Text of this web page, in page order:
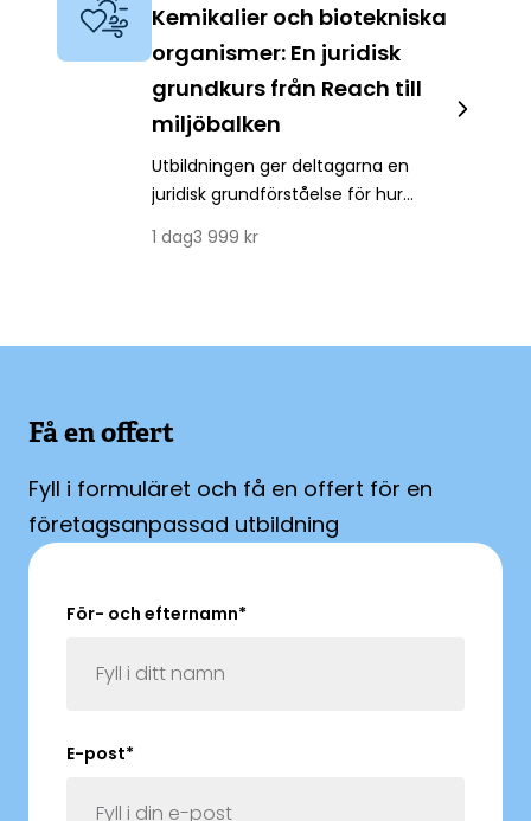
Kemikalier och biotekniska
organismer: En juridisk
grundkurs från Reach till
miljöbalken
Utbildningen ger deltagarna en
juridisk grundförståelse för hur
förordningen, är uppbyggd och
är intresserade av att förstå
lagstiftning både ur ett teoretiskt
1 dag3 999 kr
Få en offert
Fyll i formuläret och få en offert för en
företagsanpassad utbildning
För- och efternamn*
E-post*